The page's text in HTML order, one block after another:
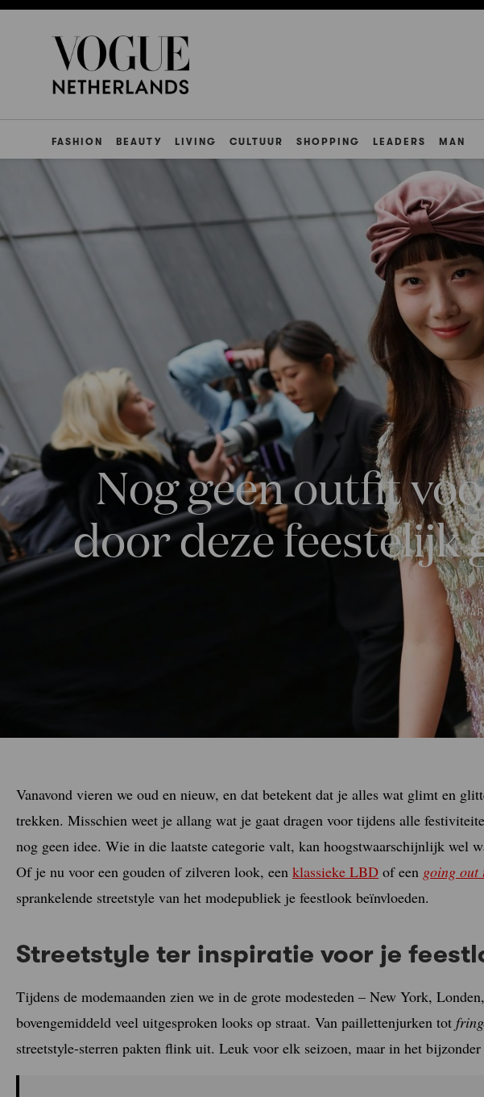
FASHION BEAUTY LIVING CULTUUR SHOPPING LEADERS MAN
Nog geen outfit
door deze
Vanavond vieren we oud en nieuw, en dat betekent dat je alles wat glimt en
trekken. Misschien weet je allang wat je gaat dragen voor tijdens alle
nog geen idee. Wie in die laatste categorie valt, kan hoogstwaarschijnlijk wel
Of je nu voor een gouden of zilveren look, een klassieke LBD of een going out
sprankelende streetstyle van het modepubliek je feestlook beïnvloeden.
Streetstyle ter inspiratie voor je
Tijdens de modemaanden zien we in de grote modesteden – New York,
bovengemiddeld veel uitgesproken looks op straat. Van paillettenjurken tot
streetstyle-sterren pakten flink uit. Leuk voor elk seizoen, maar in het bijzonder